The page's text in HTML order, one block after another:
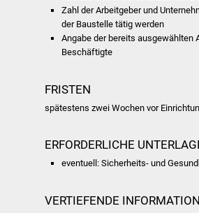
Zahl der Arbeitgeber und
der Baustelle tätig werden
Angabe der bereits ausgewählten
Beschäftigte
FRISTEN
spätestens zwei Wochen vor
ERFORDERLICHE
eventuell: Sicherheits- und
VERTIEFENDE